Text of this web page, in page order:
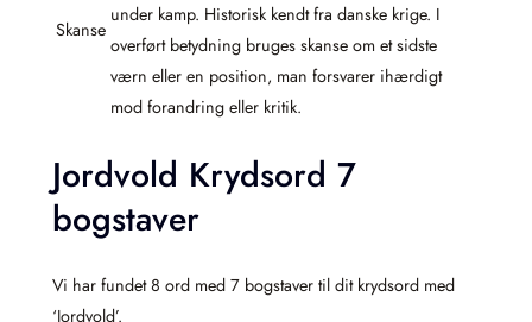
Skanse
under kamp. Historisk kendt fra danske krige. I
overført betydning bruges skanse om et sidste
værn eller en position, man forsvarer ihærdigt
mod forandring eller kritik.
Jordvold Krydsord 7
bogstaver
Vi har fundet 8 ord med 7 bogstaver til dit krydsord med
‘Jordvold’.